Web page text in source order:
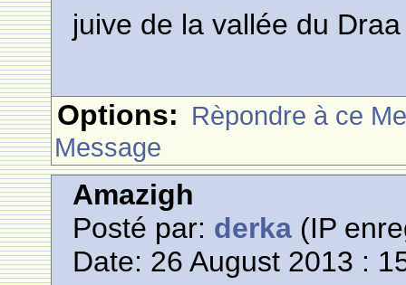
juive de la vallée du Draa
Options: Rèpondre à ce
Message
Amazigh
Posté par: derka (IP
Date: 26 August 2013 :